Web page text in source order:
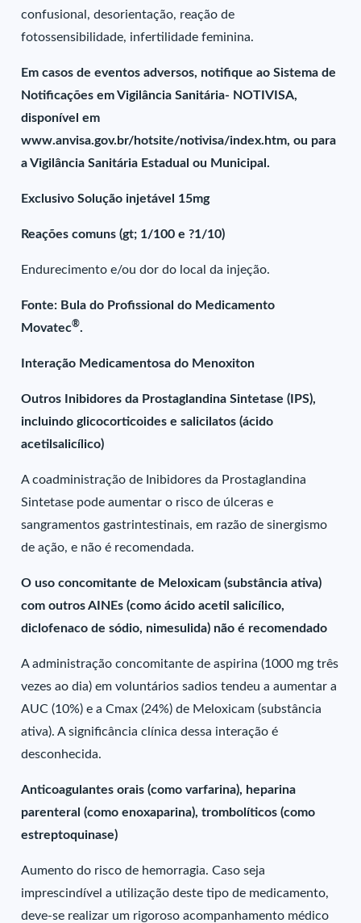
confusional, desorientação, reação de
fotossensibilidade, infertilidade feminina.
Em casos de eventos adversos, notifique ao Sistema de
Notificações em Vigilância Sanitária- NOTIVISA,
disponível em
www.anvisa.gov.br/hotsite/notivisa/index.htm, ou para
a Vigilância Sanitária Estadual ou Municipal.
Exclusivo Solução injetável 15mg
Reações comuns (gt; 1/100 e ?1/10)
Endurecimento e/ou dor do local da injeção.
Fonte: Bula do Profissional do Medicamento
Movatec®.
Interação Medicamentosa do Menoxiton
Outros Inibidores da Prostaglandina Sintetase (IPS),
incluindo glicocorticoides e salicilatos (ácido
acetilsalicílico)
A coadministração de Inibidores da Prostaglandina
Sintetase pode aumentar o risco de úlceras e
sangramentos gastrintestinais, em razão de sinergismo
de ação, e não é recomendada.
O uso concomitante de Meloxicam (substância ativa)
com outros AINEs (como ácido acetil salicílico,
diclofenaco de sódio, nimesulida) não é recomendado
A administração concomitante de aspirina (1000 mg três
vezes ao dia) em voluntários sadios tendeu a aumentar a
AUC (10%) e a Cmax (24%) de Meloxicam (substância
ativa). A significância clínica dessa interação é
desconhecida.
Anticoagulantes orais (como varfarina), heparina
parenteral (como enoxaparina), trombolíticos (como
estreptoquinase)
Aumento do risco de hemorragia. Caso seja
imprescindível a utilização deste tipo de medicamento,
deve-se realizar um rigoroso acompanhamento médico